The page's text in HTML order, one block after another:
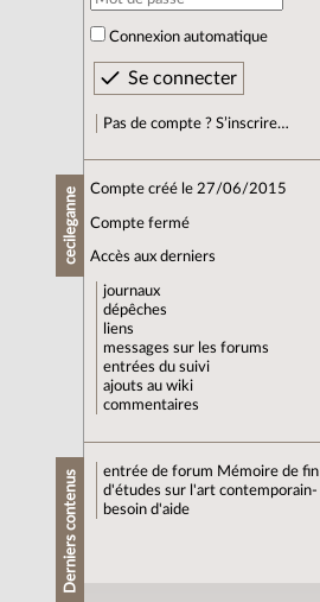
Connexion automatique
Pas de compte ? S’inscrire…
cecileganne Compte créé le 27/06/2015
Compte fermé
Accès aux derniers
journaux
dépêches
liens
messages sur les forums
entrées du suivi
ajouts au wiki
commentaires
Derniers contenus entrée de forum Mémoire de fin
d'études sur l'art contemporain-
besoin d'aide